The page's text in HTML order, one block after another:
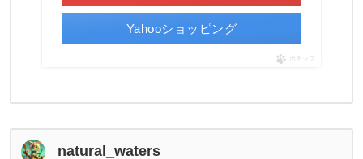
Yahooショッピング
ポチップ
natural_waters